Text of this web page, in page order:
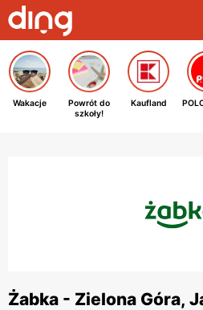
Wakacje
Powrót do
szkoły!
Kaufland
Żabka - Zielona Góra,